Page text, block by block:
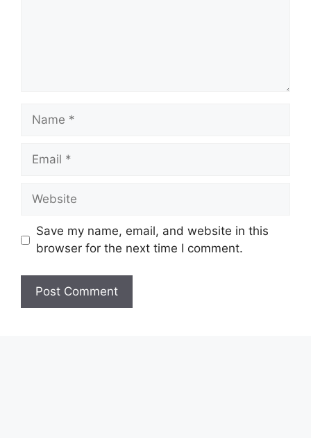
Name
Email
Website
Save my name, email, and website in this
browser for the next time I comment.